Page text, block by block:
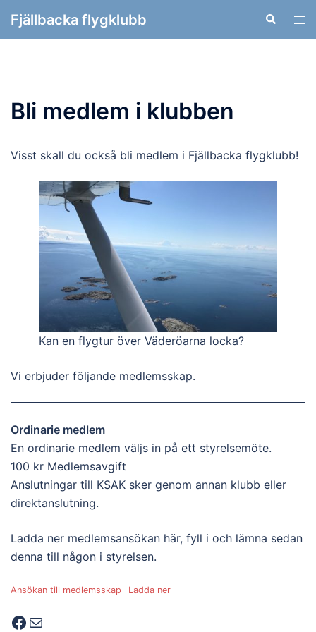
tillFjällbacka flygklubb Sök
Slå
på/
Bli medlem i klubben
Visst skall du också bli medlem i Fjällbacka flygklubb!
Kan en flygtur över Väderöarna locka?
Vi erbjuder följande medlemsskap.
Ordinarie medlem
En ordinarie medlem väljs in på ett styrelsemöte.
100 kr Medlemsavgift
Anslutningar till KSAK sker genom annan klubb eller
direktanslutning.
Ladda ner medlemsansökan här, fyll i och lämna sedan
denna till någon i styrelsen.
Ansökan till medlemsskap Ladda ner
Facebook
E-post